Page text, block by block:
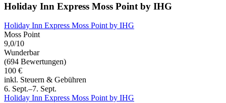
Holiday Inn Express Moss Point by IHG
Holiday Inn Express Moss Point by IHG
Moss Point
9,0/10
Wunderbar
(694 Bewertungen)
100 €
inkl. Steuern & Gebühren
6. Sept.–7. Sept.
Holiday Inn Express Moss Point by IHG